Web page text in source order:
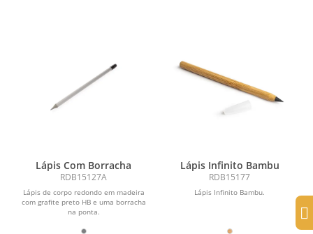
Lápis Com Borracha
RDB15127A
Lápis de corpo redondo em madeira
com grafite preto HB e uma borracha
na ponta.
Lápis Infinito Bambu
RDB15177
Lápis Infinito Bambu.